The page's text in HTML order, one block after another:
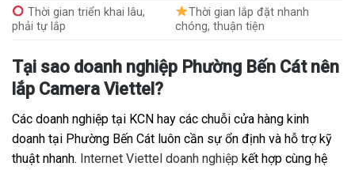
Thời gian triển khai lâu,
phải tự lắp
Thời gian lắp đặt nhanh
chóng, thuận tiện
Tại sao doanh nghiệp Phường Bến Cát nên
lắp Camera Viettel?
Các doanh nghiệp tại KCN hay các chuỗi cửa hàng kinh
doanh tại Phường Bến Cát luôn cần sự ổn định và hỗ trợ kỹ
thuật nhanh. Internet Viettel doanh nghiệp kết hợp cùng hệ